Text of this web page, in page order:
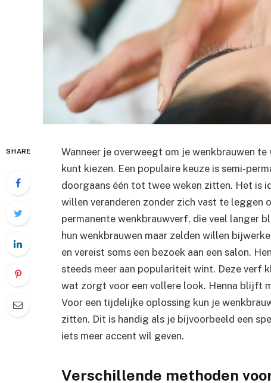
SHARE
Wanneer je overweegt om je wenkbrauwen
kunt kiezen. Een populaire keuze is semi-
doorgaans één tot twee weken zitten. Het is
willen veranderen zonder zich vast te leggen
permanente wenkbrauwverf, die veel langer
hun wenkbrauwen maar zelden willen
en vereist soms een bezoek aan een salon.
steeds meer aan populariteit wint. Deze verf
wat zorgt voor een vollere look. Henna blijft
Voor een tijdelijke oplossing kun je
zitten. Dit is handig als je bijvoorbeeld een
iets meer accent wil geven.
Verschillende methoden